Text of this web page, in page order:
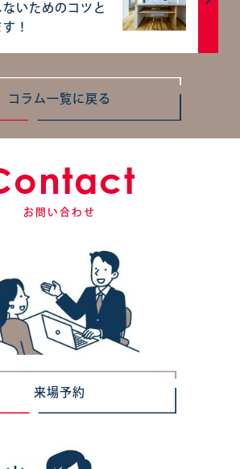
いためのコツと
！
コラム一覧に戻る
お問い合わせ
来場予約